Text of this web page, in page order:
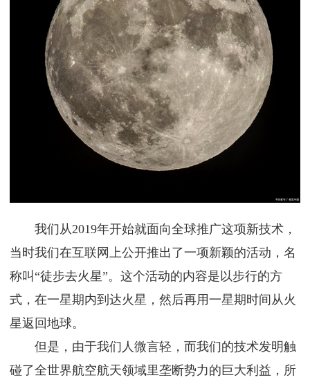
我们从2019年开始就面向全球推广这项新技术，
当时我们在互联网上公开推出了一项新颖的活动，名
称叫“徒步去火星”。这个活动的内容是以步行的方
式，在一星期内到达火星，然后再用一星期时间从火
星返回地球。
但是，由于我们人微言轻，而我们的技术发明触
碰了全世界航空航天领域里垄断势力的巨大利益，所